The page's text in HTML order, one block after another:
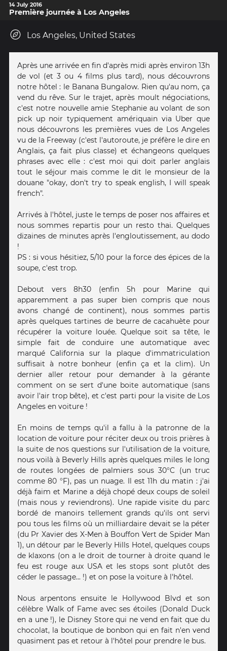
14 July 2016
Première journée à Los Angeles
Los Angeles, United States
Après une arrivée en fin d'après midi après environ 13h
de vol (et 3 ou 4 films plus tard), nous découvrons
notre hôtel : le Banana Bungalow. Rien qu'au nom, ça
vend du rêve. Sur le trajet, après moult négociations,
c'est notre nouvelle amie Stephanie au volant de son
pick up noir typiquement amériquain via Uber que
nous découvrons les premières vues de Los Angeles
vu de la Freeway (c'est l'autoroute, je préfère le dire en
Anglais, ça fait plus classe) et échangeons quelques
phrases avec elle : c'est moi qui doit parler anglais
tout le séjour mais comme le dit le monsieur de la
douane "okay, don't try to speak english, I will speak
french".
Arrivés à l'hôtel, juste le temps de poser nos affaires et
nous sommes repartis pour un resto thai. Quelques
dizaines de minutes après l'engloutissement, au dodo
!
PS : si vous hésitiez, 5/10 pour la force des épices de la
soupe, c'est trop.
Debout vers 8h30 (enfin 5h pour Marine qui
apparemment a pas super bien compris que nous
avons changé de continent), nous sommes partis
après quelques tartines de beurre de cacahuète pour
récupérer la voiture louée. Quelque soit sa tête, le
simple fait de conduire une automatique avec
marqué California sur la plaque d'immatriculation
suffisait à notre bonheur (enfin ça et la clim). Un
dernier aller retour pour demander à la gérante
comment on se sert d'une boite automatique (sans
avoir l'air trop bête), et c'est parti pour la visite de Los
Angeles en voiture !
En moins de temps qu'il a fallu à la patronne de la
location de voiture pour réciter deux ou trois prières à
la suite de nos questions sur l'utilisation de la voiture,
nous voilà à Beverly Hills après quelques miles le long
de routes longées de palmiers sous 30°C (un truc
comme 80 °F), pas un nuage. Il est 11h du matin : j'ai
déjà faim et Marine a déjà chopé deux coups de soleil
(mais nous y reviendrons). Une rapide visite du parc
bordé de manoirs tellement grands qu'ils ont servi
pou tous les films où un milliardaire devait se la péter
(du Pr Xavier des X-Men à Bouffon Vert de Spider Man
1), un détour par le Beverly Hills Hotel, quelques coups
de klaxons (on a le droit de tourner à droite quand le
feu est rouge aux USA et les stops sont plutôt des
céder le passage... !) et on pose la voiture à l'hôtel.
Nous arpentons ensuite le Hollywood Blvd et son
célèbre Walk of Fame avec ses étoiles (Donald Duck
en a une !), le Disney Store qui ne vend en fait que du
chocolat, la boutique de bonbon qui en fait n'en vend
quasiment pas et retour à l'hôtel pour prendre le bus.